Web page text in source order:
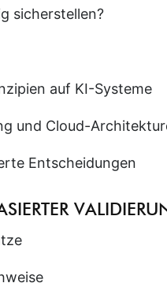
sicherstellen?
auf KI-Systeme
und Cloud-
Entscheidungen